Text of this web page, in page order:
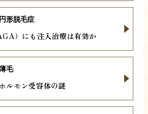
）にも注入治療は有効か
円形脱毛症
ルモン受容体の謎
毛